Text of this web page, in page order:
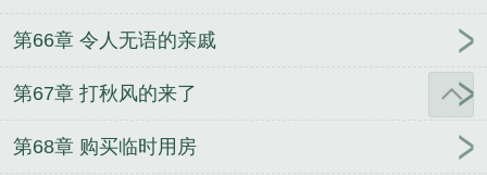
第66章 令人无语的亲戚
第67章 打秋风的来了
第68章 购买临时用房